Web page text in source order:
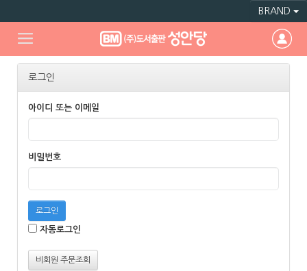
BRAND
로그인
아이디 또는 이메일
비밀번호
로그인
자동로그인
비회원 주문조회